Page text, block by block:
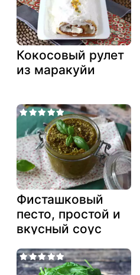
Кокосовый рулет
из маракуйи
Фисташковый
песто, простой и
вкусный соус